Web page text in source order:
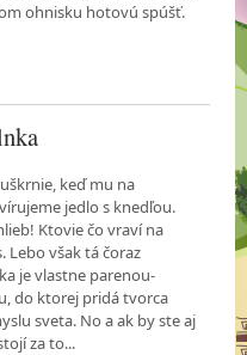
ohnisku hotovú spúšť.
keď mu na
jedlo s knedľou.
Ktovie čo vraví na
Lebo však tá čoraz
je vlastne parenou-
do ktorej pridá tvorca
sveta. No a ak by ste aj
za to...